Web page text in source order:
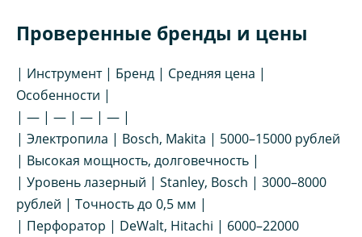
Проверенные бренды и цены
| Инструмент | Бренд | Средняя цена |
Особенности |
| — | — | — | — |
| Электропила | Bosch, Makita | 5000–15000 рублей
| Высокая мощность, долговечность |
| Уровень лазерный | Stanley, Bosch | 3000–8000
рублей | Точность до 0,5 мм |
| Перфоратор | DeWalt, Hitachi | 6000–22000